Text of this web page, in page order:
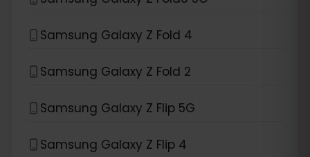
Samsung Galaxy Z Fold 4
Samsung Galaxy Z Fold 2
Samsung Galaxy Z Flip 5G
Samsung Galaxy Z Flip 4